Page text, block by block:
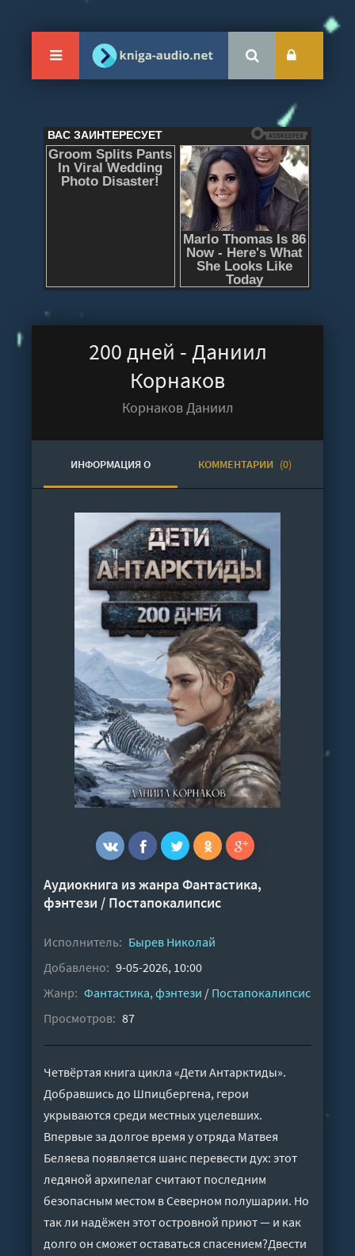
200 дней - Даниил
Корнаков
Корнаков Даниил
ИНФОРМАЦИЯ О
АУДИОКНИГЕ
КОММЕНТАРИИ (0)
Аудиокнига из жанраФантастика,
фэнтези / Постапокалипсис
Исполнитель: Бырев Николай
Добавлено: 9-05-2026, 10:00
Жанр: Фантастика, фэнтези / Постапокалипсис
Просмотров: 87
Четвёртая книга цикла «Дети Антарктиды».
Добравшись до Шпицбергена, герои
укрываются среди местных уцелевших.
Впервые за долгое время у отряда Матвея
Беляева появляется шанс перевести дух: этот
ледяной архипелаг считают последним
безопасным местом в Северном полушарии. Но
так ли надёжен этот островной приют — и как
долго он сможет оставаться спасением?Двести